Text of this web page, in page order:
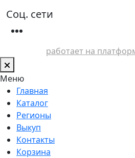
Соц. сети
работает на
Меню
Главная
Каталог
Регионы
Выкуп
Контакты
Корзина